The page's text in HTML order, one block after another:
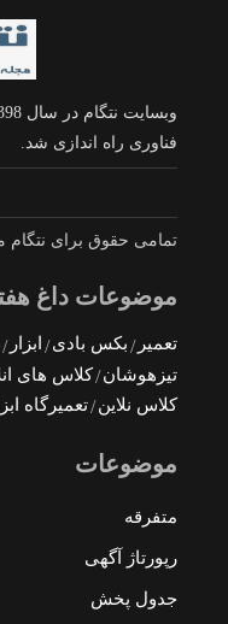
فناوری راه اندازی شد.
تمامی حقوق برای
موضوعات داغ
تعمیر بکس بادی ابزار
تیزهوشان کلاس های
کلاس نلاین تعمیرگاه
موضوعات
متفرقه
رپورتاژ آگهی
جدول پخش